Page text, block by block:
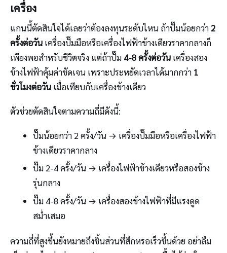
เครื่อง
แกนนี้ตัดสินใจได้เลยว่าต้องลงทุนระดับไหน ถ้าปั๊มน้อยกว่า2
ครั้งต่อวัน เครื่องปั๊มมือหรือเครื่องไฟฟ้าข้างเดียวราคากลางก็
เพียงพอสำหรับชีวิตจริง แต่ถ้าปั๊ม 4-8 ครั้งต่อวัน เครื่องสอง
ข้างไฟฟ้าคุ้มค่าชัดเจน เพราะประหยัดเวลาได้มากกว่า 1
ชั่วโมงต่อวัน เมื่อเทียบกับเครื่องข้างเดียว
ตัวช่วยตัดสินใจตามความถี่มีดังนี้:
ปั๊มน้อยกว่า 2 ครั้ง/วัน → เครื่องปั๊มมือหรือเครื่องไฟฟ้า
ข้างเดียวราคากลาง
ปั๊ม 2-4 ครั้ง/วัน → เครื่องไฟฟ้าข้างเดียวหรือสองข้าง
รุ่นกลาง
ปั๊ม 4-8 ครั้ง/วัน → เครื่องสองข้างไฟฟ้าที่มีแรงดูด
สม่ำเสมอ
ความถี่ที่สูงขึ้นยังหมายถึงชิ้นส่วนที่สึกหรอเร็วขึ้นด้วย อย่าลืม